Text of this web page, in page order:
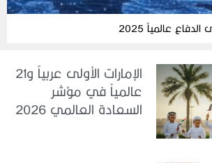
الإمارات الأولى عربياً و21
عالمياً في مؤشر
السعادة العالمي 2026